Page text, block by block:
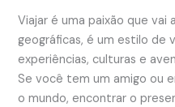
Viajar é uma paixão que vai
geográficas, é um estilo de
experiências, culturas e
Se você tem um amigo ou
o mundo, encontrar o